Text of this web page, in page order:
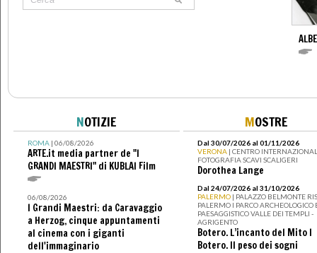
NOTIZIE
ROMA| 06/08/2026
ARTE.it media partner de "I
GRANDI MAESTRI" di KUBLAI Film
06/08/2026
I Grandi Maestri: da Caravaggio
a Herzog, cinque appuntamenti
al cinema con i giganti
dell'immaginario
MOSTRE
Dal 30/07/2026 al 01/11/2026
VERONA | CENTRO
FOTOGRAFIA SCAVI SCALIGERI
Dorothea Lange
Dal 24/07/2026 al 31/10/2026
PALERMO | PALAZZO BELMONTE
PALERMO I PARCO ARCHEOLOGICO
PAESAGGISTICO VALLE DEI TEMPLI -
AGRIGENTO
Botero. L’incanto del Mito I
Botero. Il peso dei sogni